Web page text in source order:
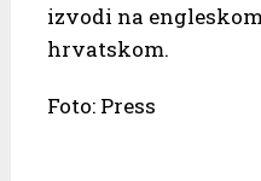
izvodi na
hrvatskom.
Foto: Press